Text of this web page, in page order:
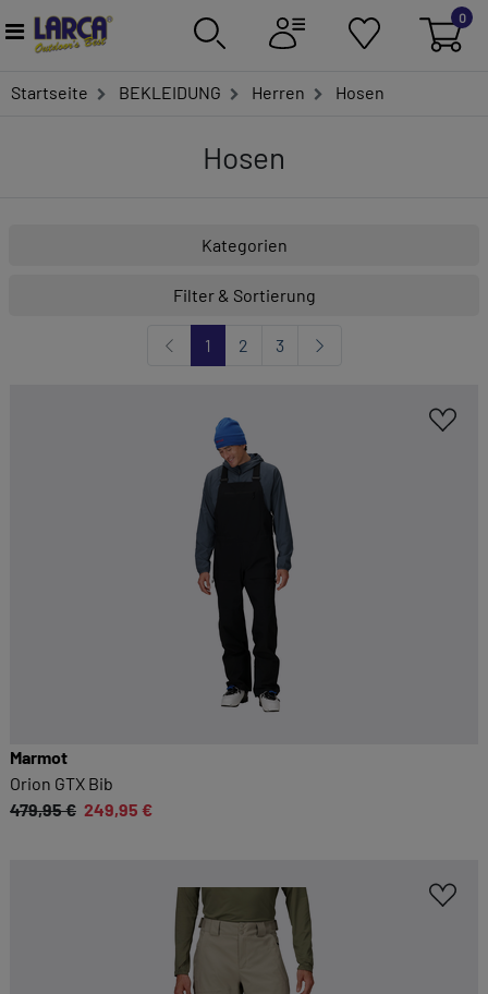
0
Startseite BEKLEIDUNG Herren Hosen
Hosen
Kategorien
Filter & Sortierung
1 2 3
Marmot
Orion GTX Bib
479,95 € 249,95 €